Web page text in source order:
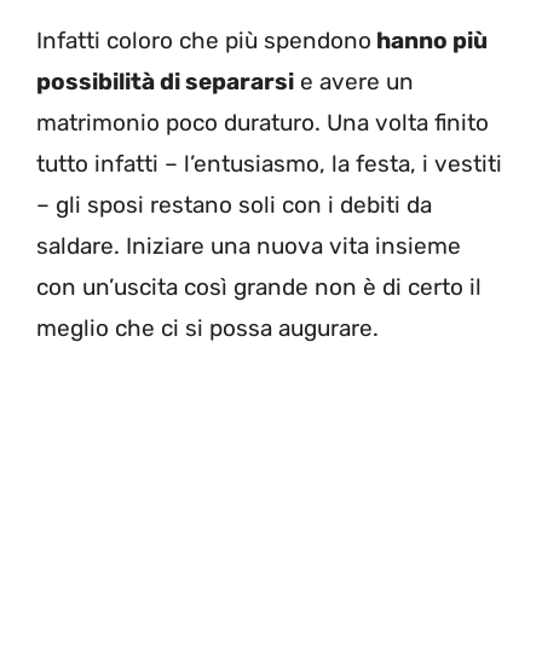
Infatti coloro che più spendono hanno più
possibilità di separarsi e avere un
matrimonio poco duraturo. Una volta finito
tutto infatti – l’entusiasmo, la festa, i vestiti
– gli sposi restano soli con i debiti da
saldare. Iniziare una nuova vita insieme
con un’uscita così grande non è di certo il
meglio che ci si possa augurare.